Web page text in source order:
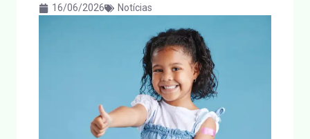
16/06/2026 Notícias